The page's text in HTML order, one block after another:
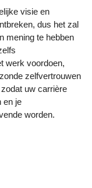
visie en
dus het zal
mening te hebben
werk voordoen,
zelfvertrouwen
uw carrière
en je
worden.